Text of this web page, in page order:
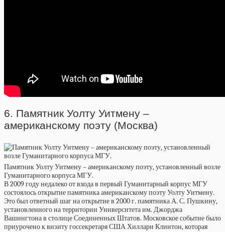
6. Памятник Уолту Уитмену –
американскому поэту (Москва)
Памятник Уолту Уитмену – американскому поэту, установленный возле
Гуманитарного корпуса МГУ.
В 2009 году недалеко от входа в первый Гуманитарный корпус МГУ
состоялось открытие памятника американскому поэту Уолту Уитмену.
Это был ответный шаг на открытие в 2000 г. памятника А. С. Пушкину,
установленного на территории Университета им. Джорджа
Вашингтона в столице Соединенных Штатов. Московское событие было
приурочено к визиту госсекретаря США Хиллари Клинтон, которая